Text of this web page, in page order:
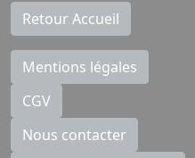
Retour Accueil
Mentions légales
CGV
Nous contacter